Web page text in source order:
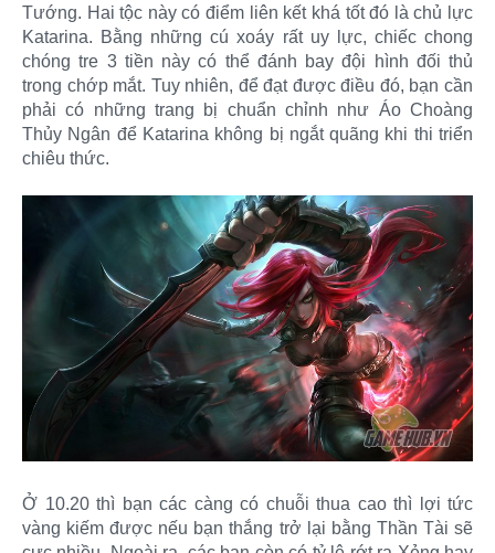
Tướng. Hai tộc này có điểm liên kết khá tốt đó là chủ lực
Katarina. Bằng những cú xoáy rất uy lực, chiếc chong
chóng tre 3 tiền này có thể đánh bay đội hình đối thủ
trong chớp mắt. Tuy nhiên, để đạt được điều đó, bạn cần
phải có những trang bị chuẩn chỉnh như Áo Choàng
Thủy Ngân để Katarina không bị ngắt quãng khi thi triển
chiêu thức.
Ở 10.20 thì bạn các càng có chuỗi thua cao thì lợi tức
vàng kiếm được nếu bạn thắng trở lại bằng Thần Tài sẽ